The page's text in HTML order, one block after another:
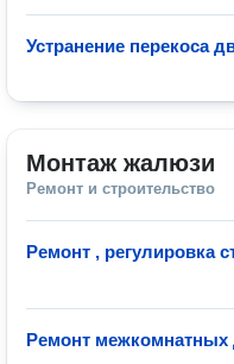
Устранение перекоса
Монтаж жалюзи
Ремонт и строительство
Ремонт , регулировка
Ремонт межкомнатных